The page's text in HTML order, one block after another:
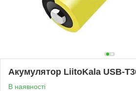
Акумулятор LiitoKala USB-
В наявності